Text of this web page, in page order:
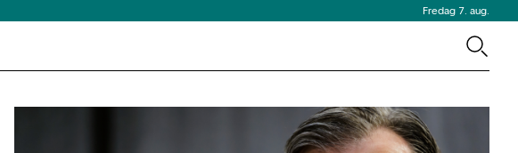
Fredag 7. aug.